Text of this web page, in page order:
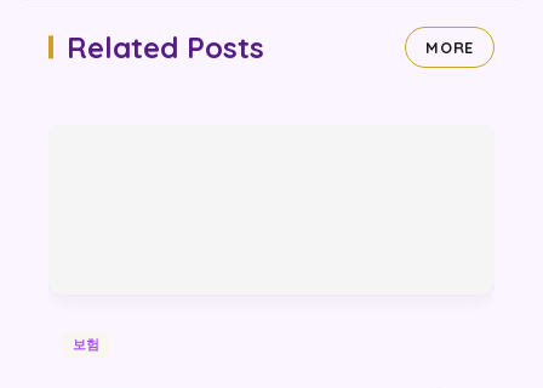
Related Posts MORE
보험